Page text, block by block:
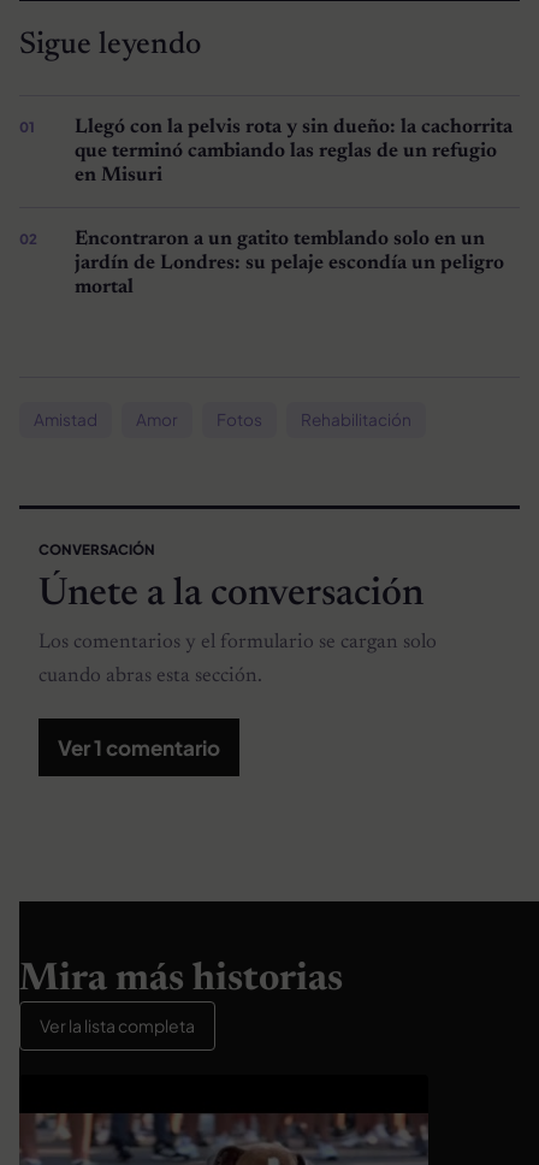
Sigue leyendo
Llegó con la pelvis rota y sin dueño: la cachorrita
que terminó cambiando las reglas de un refugio
en Misuri
Encontraron a un gatito temblando solo en un
jardín de Londres: su pelaje escondía un peligro
mortal
Amistad Amor Fotos Rehabilitación
CONVERSACIÓN
Únete a la conversación
Los comentarios y el formulario se cargan solo
cuando abras esta sección.
Ver 1 comentario
Mira más historias
Ver la lista completa